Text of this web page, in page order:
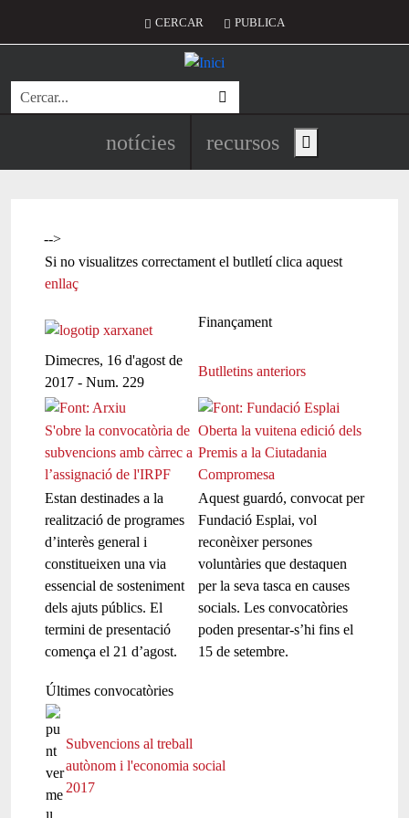
Menú del compte d'usuari
CERCAR PUBLICA
Cerca
Navegació principal de
notícies recursos Show main menu
-->
Si no visualitzes correctament el butlletí clica aquest
enllaç
Finançament
Dimecres, 16 d'agost de
2017 - Num. 229
Butlletins anteriors
S'obre la convocatòria de
subvencions amb càrrec a
l’assignació de l'IRPF
Oberta la vuitena edició dels
Premis a la Ciutadania
Compromesa
Estan destinades a la
realització de programes
d’interès general i
constitueixen una via
essencial de sosteniment
dels ajuts públics. El
termini de presentació
comença el 21 d’agost.
Aquest guardó, convocat per
Fundació Esplai, vol
reconèixer persones
voluntàries que destaquen
per la seva tasca en causes
socials. Les convocatòries
poden presentar-s’hi fins el
15 de setembre.
Últimes convocatòries
Subvencions al treball
autònom i l'economia social
2017